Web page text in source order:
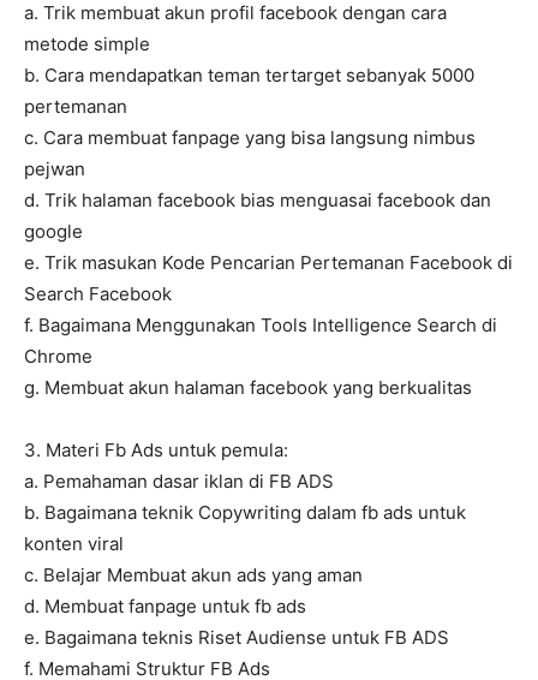
a. Trik membuat akun profil facebook dengan cara
metode simple
b. Cara mendapatkan teman tertarget sebanyak 5000
pertemanan
c. Cara membuat fanpage yang bisa langsung nimbus
pejwan
d. Trik halaman facebook bias menguasai facebook dan
google
e. Trik masukan Kode Pencarian Pertemanan Facebook di
Search Facebook
f. Bagaimana Menggunakan Tools Intelligence Search di
Chrome
g. Membuat akun halaman facebook yang berkualitas
3. Materi Fb Ads untuk pemula:
a. Pemahaman dasar iklan di FB ADS
b. Bagaimana teknik Copywriting dalam fb ads untuk
konten viral
c. Belajar Membuat akun ads yang aman
d. Membuat fanpage untuk fb ads
e. Bagaimana teknis Riset Audiense untuk FB ADS
f. Memahami Struktur FB Ads